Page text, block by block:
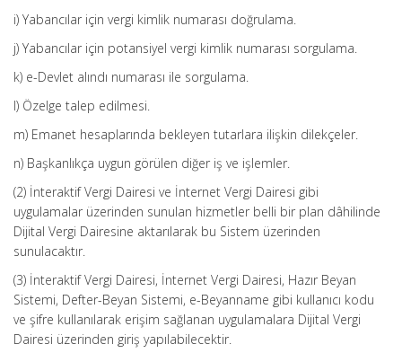
i) Yabancılar için vergi kimlik numarası doğrulama.
j) Yabancılar için potansiyel vergi kimlik numarası sorgulama.
k) e-Devlet alındı numarası ile sorgulama.
l) Özelge talep edilmesi.
m) Emanet hesaplarında bekleyen tutarlara ilişkin dilekçeler.
n) Başkanlıkça uygun görülen diğer iş ve işlemler.
(2) İnteraktif Vergi Dairesi ve İnternet Vergi Dairesi gibi
uygulamalar üzerinden sunulan hizmetler belli bir plan dâhilinde
Dijital Vergi Dairesine aktarılarak bu Sistem üzerinden
sunulacaktır.
(3) İnteraktif Vergi Dairesi, İnternet Vergi Dairesi, Hazır Beyan
Sistemi, Defter-Beyan Sistemi, e-Beyanname gibi kullanıcı kodu
ve şifre kullanılarak erişim sağlanan uygulamalara Dijital Vergi
Dairesi üzerinden giriş yapılabilecektir.